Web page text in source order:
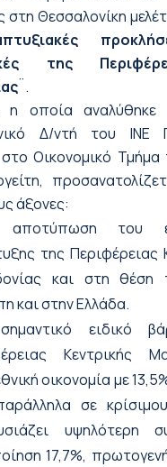
στη Θεσσαλονίκη
της
¨.
η οποία
Δ/ντή του ΙΝΕ
Οικονομικό
άξονες:
αποτύπωση του
της Περιφέρειας
και στη θέση
και στην Ελλάδα.
ειδικό
Κεντρικής
οικονομία με
σε
υψηλότερη
17,7%,